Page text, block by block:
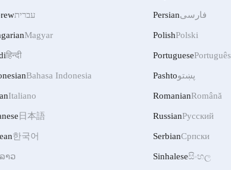
עברית
Magyar
हिन्दी
Bahasa Indonesia
Italiano
日本語
한국어
ລາວ
Persianفارسی
PolishPolski
PortuguesePortuguês
Pashtoپښتو
RomanianRomână
RussianРусский
SerbianСрпски
Sinhaleseසිංහල